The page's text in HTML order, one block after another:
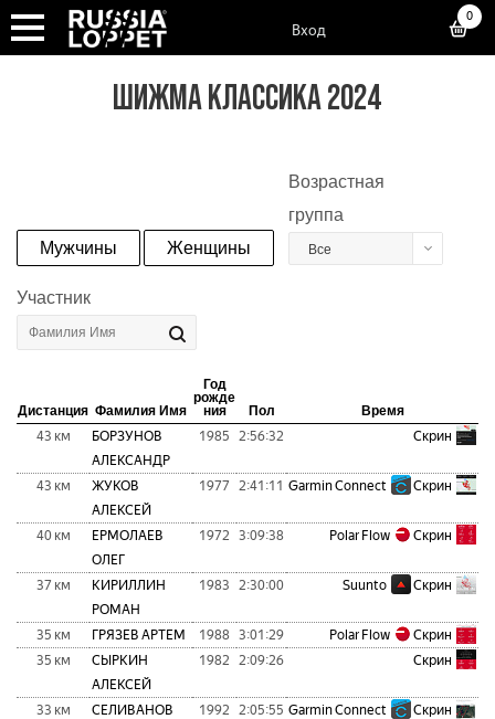
Вход
0
ШИЖМА КЛАССИКА 2024
Мужчины Женщины
Возрастная
группа
Все
Участник
Дистанция Фамилия Имя
Год
рожде
ния
Пол
Время
43 км
БОРЗУНОВ
АЛЕКСАНДР
1985 2:56:32 Скрин
43 км
ЖУКОВ
АЛЕКСЕЙ
1977 2:41:11 Garmin Connect Скрин
40 км
ЕРМОЛАЕВ
ОЛЕГ
1972 3:09:38 Polar Flow Скрин
37 км
КИРИЛЛИН
РОМАН
1983 2:30:00 Suunto Скрин
35 км ГРЯЗЕВ АРТЕМ 1988 3:01:29 Polar Flow
Скрин
35 км
СЫРКИН
АЛЕКСЕЙ
1982 2:09:26 Скрин
33 км
СЕЛИВАНОВ
1992 2:05:55 Garmin Connect Скрин